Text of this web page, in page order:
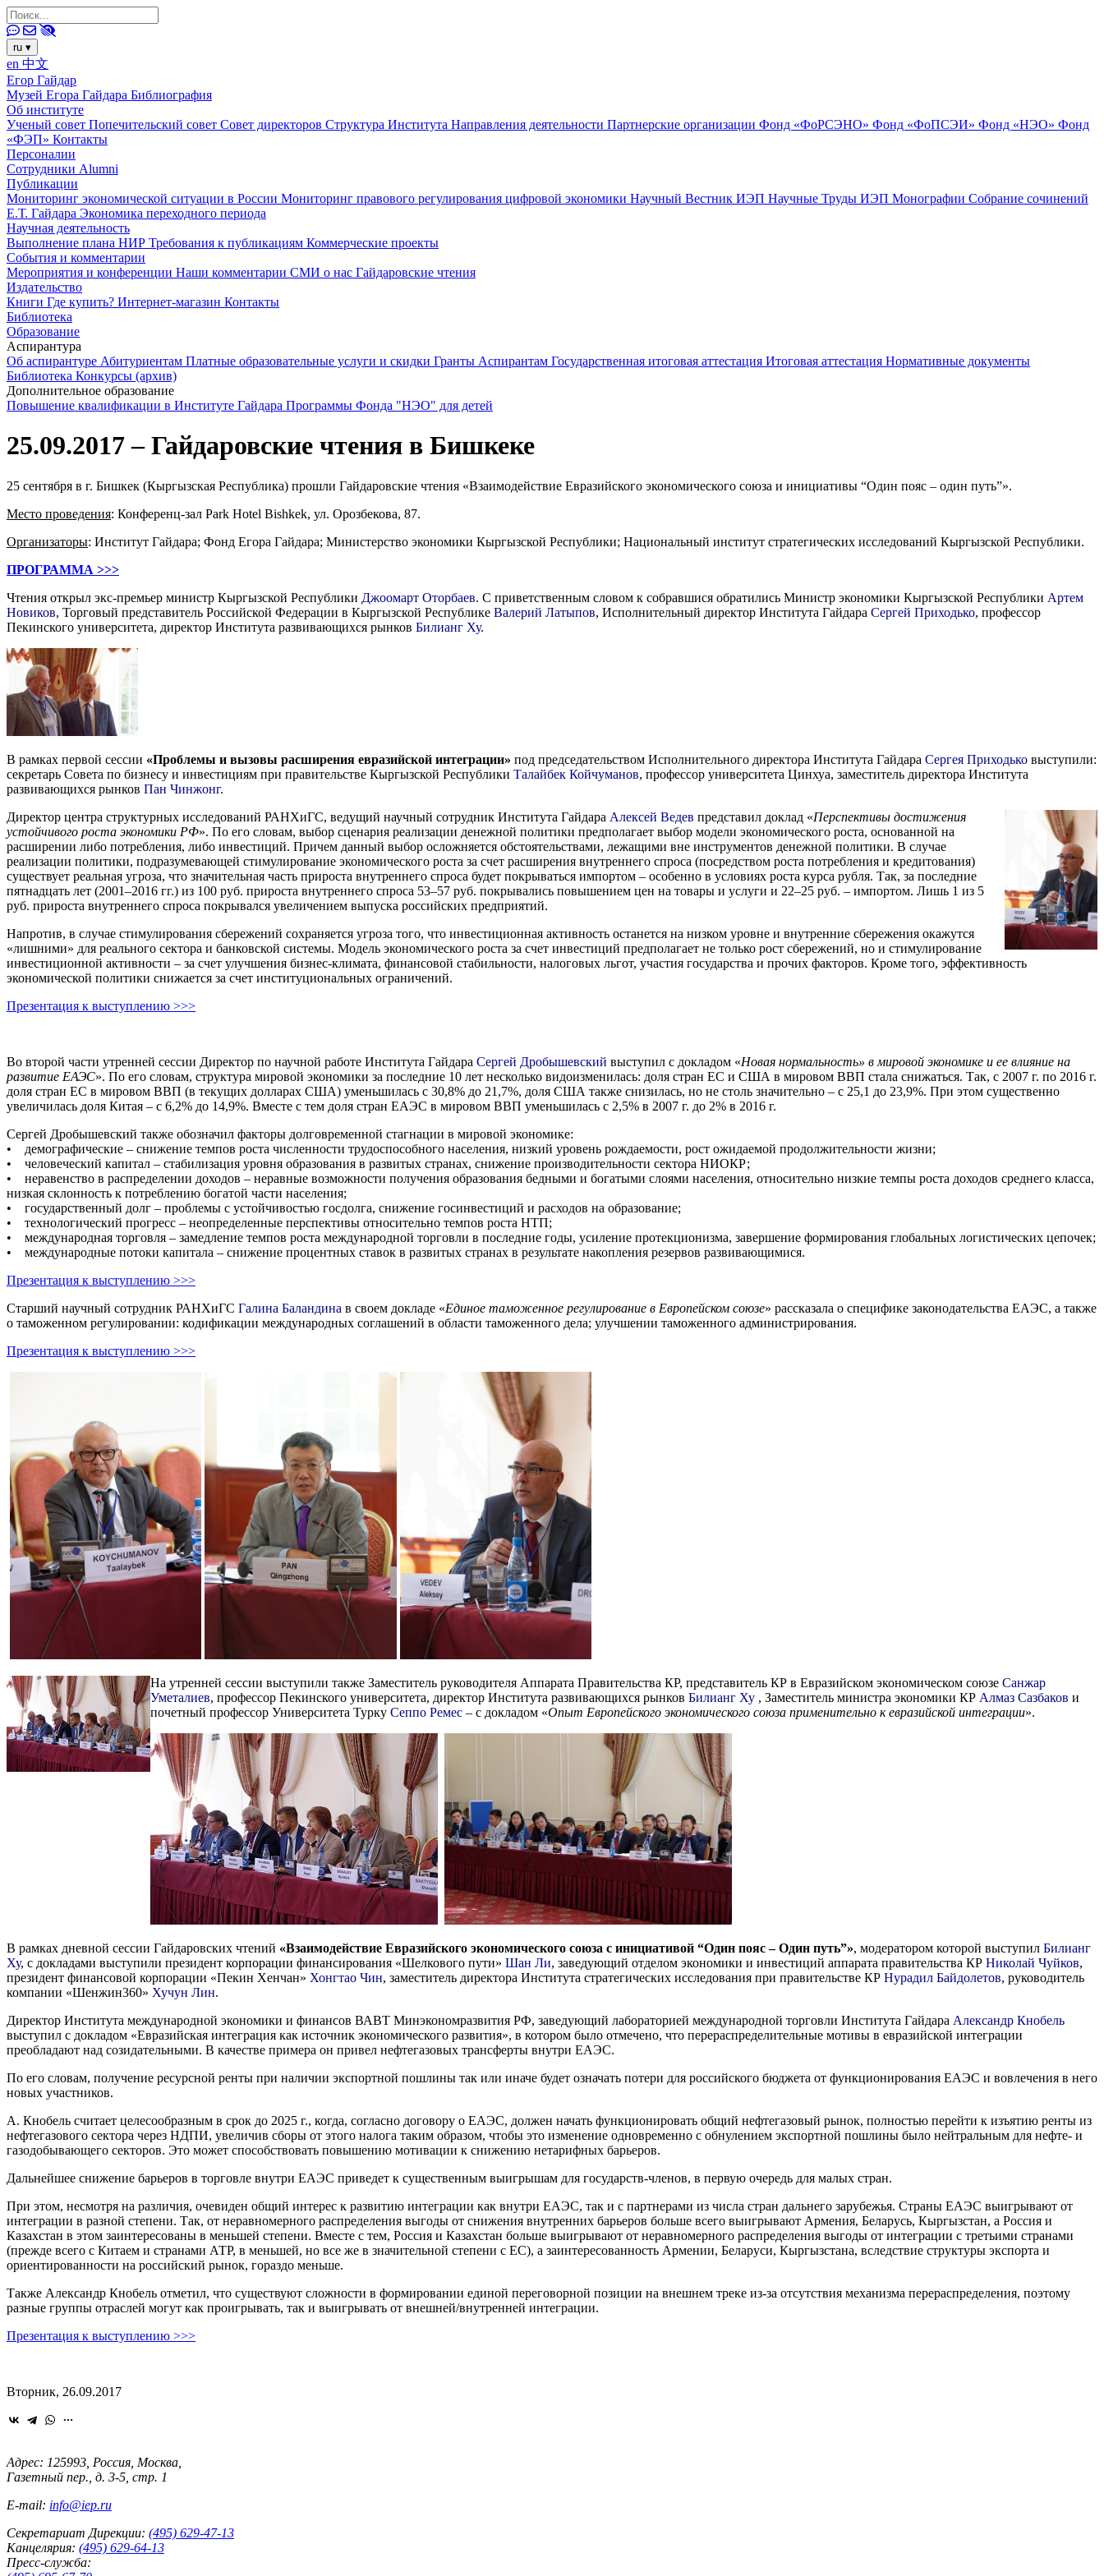
ru ▾
en 中文
Егор Гайдар
Музей Егора Гайдара Библиография
Об институте
Ученый совет Попечительский совет Совет директоров Структура Института Направления деятельности Партнерские организации Фонд «ФоРСЭНО» Фонд «ФоПСЭИ» Фонд «НЭО» Фонд
«ФЭП» Контакты
Персоналии
Сотрудники Alumni
Публикации
Мониторинг экономической ситуации в России Мониторинг правового регулирования цифровой экономики Научный Вестник ИЭП Научные Труды ИЭП Монографии Собрание сочинений
Е.Т. Гайдара Экономика переходного периода
Научная деятельность
Выполнение плана НИР Требования к публикациям Коммерческие проекты
События и комментарии
Мероприятия и конференции Наши комментарии СМИ о нас Гайдаровские чтения
Издательство
Книги Где купить? Интернет-магазин Контакты
Библиотека
Образование
Аспирантура
Об аспирантуре Абитуриентам Платные образовательные услуги и скидки Гранты Аспирантам Государственная итоговая аттестация Итоговая аттестация Нормативные документы
Библиотека Конкурсы (архив)
Дополнительное образование
Повышение квалификации в Институте Гайдара Программы Фонда "НЭО" для детей
25.09.2017 – Гайдаровские чтения в Бишкеке
25 сентября в г. Бишкек (Кыргызская Республика) прошли Гайдаровские чтения «Взаимодействие Евразийского экономического союза и инициативы “Один пояс – один путь”».
Место проведения: Конференц-зал Park Hotel Bishkek, ул. Орозбекова, 87.
Организаторы: Институт Гайдара; Фонд Егора Гайдара; Министерство экономики Кыргызской Республики; Национальный институт стратегических исследований Кыргызской Республики.
ПРОГРАММА >>>
Чтения открыл экс-премьер министр Кыргызской Республики Джоомарт Оторбаев. С приветственным словом к собравшися обратились Министр экономики Кыргызской Республики Артем
Новиков, Торговый представитель Российской Федерации в Кыргызской Республике Валерий Латыпов, Исполнительный директор Института Гайдара Сергей Приходько, профессор
Пекинского университета, директор Института развивающихся рынков Билианг Ху.
В рамках первой сессии «Проблемы и вызовы расширения евразийской интеграции» под председательством Исполнительного директора Института Гайдара Сергея Приходько выступили:
секретарь Совета по бизнесу и инвестициям при правительстве Кыргызской Республики Талайбек Койчуманов, профессор университета Цинхуа, заместитель директора Института
развивающихся рынков Пан Чинжонг.
Директор центра структурных исследований РАНХиГС, ведущий научный сотрудник Института Гайдара Алексей Ведев представил доклад «Перспективы достижения
устойчивого роста экономики РФ». По его словам, выбор сценария реализации денежной политики предполагает выбор модели экономического роста, основанной на
расширении либо потребления, либо инвестиций. Причем данный выбор осложняется обстоятельствами, лежащими вне инструментов денежной политики. В случае
реализации политики, подразумевающей стимулирование экономического роста за счет расширения внутреннего спроса (посредством роста потребления и кредитования)
существует реальная угроза, что значительная часть прироста внутреннего спроса будет покрываться импортом – особенно в условиях роста курса рубля. Так, за последние
пятнадцать лет (2001–2016 гг.) из 100 руб. прироста внутреннего спроса 53–57 руб. покрывались повышением цен на товары и услуги и 22–25 руб. – импортом. Лишь 1 из 5
руб. прироста внутреннего спроса покрывался увеличением выпуска российских предприятий.
Напротив, в случае стимулирования сбережений сохраняется угроза того, что инвестиционная активность останется на низком уровне и внутренние сбережения окажутся
«лишними» для реального сектора и банковской системы. Модель экономического роста за счет инвестиций предполагает не только рост сбережений, но и стимулирование
инвестиционной активности – за счет улучшения бизнес-климата, финансовой стабильности, налоговых льгот, участия государства и прочих факторов. Кроме того, эффективность
экономической политики снижается за счет институциональных ограничений.
Презентация к выступлению >>>
Во второй части утренней сессии Директор по научной работе Института Гайдара Сергей Дробышевский выступил с докладом «Новая нормальность» в мировой экономике и ее влияние на
развитие ЕАЭС». По его словам, структура мировой экономики за последние 10 лет несколько видоизменилась: доля стран ЕС и США в мировом ВВП стала снижаться. Так, с 2007 г. по 2016 г.
доля стран ЕС в мировом ВВП (в текущих долларах США) уменьшилась с 30,8% до 21,7%, доля США также снизилась, но не столь значительно – с 25,1 до 23,9%. При этом существенно
увеличилась доля Китая – с 6,2% до 14,9%. Вместе с тем доля стран ЕАЭС в мировом ВВП уменьшилась с 2,5% в 2007 г. до 2% в 2016 г.
Сергей Дробышевский также обозначил факторы долговременной стагнации в мировой экономике:
• демографические – снижение темпов роста численности трудоспособного населения, низкий уровень рождаемости, рост ожидаемой продолжительности жизни;
• человеческий капитал – стабилизация уровня образования в развитых странах, снижение производительности сектора НИОКР;
• неравенство в распределении доходов – неравные возможности получения образования бедными и богатыми слоями населения, относительно низкие темпы роста доходов среднего класса,
низкая склонность к потреблению богатой части населения;
• государственный долг – проблемы с устойчивостью госдолга, снижение госинвестиций и расходов на образование;
• технологический прогресс – неопределенные перспективы относительно темпов роста НТП;
• международная торговля – замедление темпов роста международной торговли в последние годы, усиление протекционизма, завершение формирования глобальных логистических цепочек;
• международные потоки капитала – снижение процентных ставок в развитых странах в результате накопления резервов развивающимися.
Презентация к выступлению >>>
Старший научный сотрудник РАНХиГС Галина Баландина в своем докладе «Единое таможенное регулирование в Европейском союзе» рассказала о специфике законодательства ЕАЭС, а также
о таможенном регулировании: кодификации международных соглашений в области таможенного дела; улучшении таможенного администрирования.
Презентация к выступлению >>>
На утренней сессии выступили также Заместитель руководителя Аппарата Правительства КР, представитель КР в Евразийском экономическом союзе Санжар
Уметалиев, профессор Пекинского университета, директор Института развивающихся рынков Билианг Ху , Заместитель министра экономики КР Алмаз Сазбаков и
почетный профессор Университета Турку Сеппо Ремес – с докладом «Опыт Европейского экономического союза применительно к евразийской интеграции».
В рамках дневной сессии Гайдаровских чтений «Взаимодействие Евразийского экономического союза с инициативой “Один пояс – Один путь”», модератором которой выступил Билианг
Ху, с докладами выступили президент корпорации финансирования «Шелкового пути» Шан Ли, заведующий отделом экономики и инвестиций аппарата правительства КР Николай Чуйков,
президент финансовой корпорации «Пекин Хенчан» Хонгтао Чин, заместитель директора Института стратегических исследования при правительстве КР Нурадил Байдолетов, руководитель
компании «Шенжин360» Хучун Лин.
Директор Института международной экономики и финансов ВАВТ Минэкономразвития РФ, заведующий лабораторией международной торговли Института Гайдара Александр Кнобель
выступил с докладом «Евразийская интеграция как источник экономического развития», в котором было отмечено, что перераспределительные мотивы в евразийской интеграции
преобладают над созидательными. В качестве примера он привел нефтегазовых трансферты внутри ЕАЭС.
По его словам, получение ресурсной ренты при наличии экспортной пошлины так или иначе будет означать потери для российского бюджета от функционирования ЕАЭС и вовлечения в него
новых участников.
А. Кнобель считает целесообразным в срок до 2025 г., когда, согласно договору о ЕАЭС, должен начать функционировать общий нефтегазовый рынок, полностью перейти к изъятию ренты из
нефтегазового сектора через НДПИ, увеличив сборы от этого налога таким образом, чтобы это изменение одновременно с обнулением экспортной пошлины было нейтральным для нефте- и
газодобывающего секторов. Это может способствовать повышению мотивации к снижению нетарифных барьеров.
Дальнейшее снижение барьеров в торговле внутри ЕАЭС приведет к существенным выигрышам для государств-членов, в первую очередь для малых стран.
При этом, несмотря на различия, очевиден общий интерес к развитию интеграции как внутри ЕАЭС, так и с партнерами из числа стран дальнего зарубежья. Страны ЕАЭС выигрывают от
интеграции в разной степени. Так, от неравномерного распределения выгоды от снижения внутренних барьеров больше всего выигрывают Армения, Беларусь, Кыргызстан, а Россия и
Казахстан в этом заинтересованы в меньшей степени. Вместе с тем, Россия и Казахстан больше выигрывают от неравномерного распределения выгоды от интеграции с третьими странами
(прежде всего с Китаем и странами АТР, в меньшей, но все же в значительной степени с ЕС), а заинтересованность Армении, Беларуси, Кыргызстана, вследствие структуры экспорта и
ориентированности на российский рынок, гораздо меньше.
Также Александр Кнобель отметил, что существуют сложности в формировании единой переговорной позиции на внешнем треке из-за отсутствия механизма перераспределения, поэтому
разные группы отраслей могут как проигрывать, так и выигрывать от внешней/внутренней интеграции.
Презентация к выступлению >>>
Вторник, 26.09.2017
Адрес: 125993, Россия, Москва,
Газетный пер., д. 3-5, стр. 1
E-mail: info@iep.ru
Секретариат Дирекции: (495) 629-47-13
Канцелярия: (495) 629-64-13
Пресс-служба: